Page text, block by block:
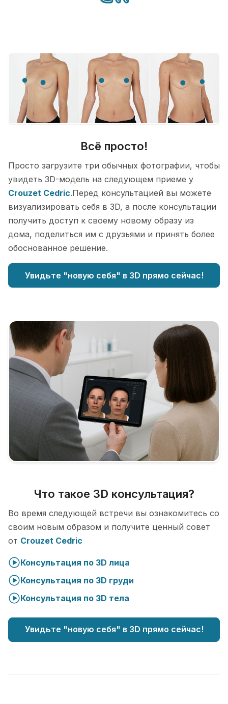
Всё просто!
Просто загрузите три обычных фотографии, чтобы
увидеть 3D-модель на следующем приеме у
Crouzet Cedric.Перед консультацией вы можете
визуализировать себя в 3D, а после консультации
получить доступ к своему новому образу из
дома, поделиться им с друзьями и принять более
обоснованное решение.
Увидьте "новую себя" в 3D прямо сейчас!
Что такое 3D консультация?
Во время следующей встречи вы ознакомитесь со
своим новым образом и получите ценный совет
от Crouzet Cedric
Консультация по 3D лица
Консультация по 3D груди
Консультация по 3D тела
Увидьте "новую себя" в 3D прямо сейчас!